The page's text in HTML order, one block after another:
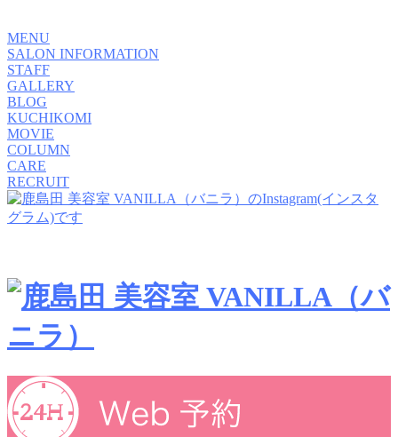
MENU
SALON INFORMATION
STAFF
GALLERY
BLOG
KUCHIKOMI
MOVIE
COLUMN
CARE
RECRUIT